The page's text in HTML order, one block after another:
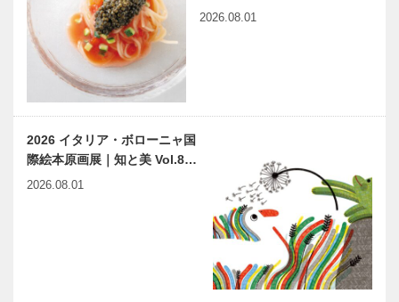
2026.08.01
2026 イタリア・ボローニャ国
際絵本原画展｜知と美 Vol.8…
2026.08.01